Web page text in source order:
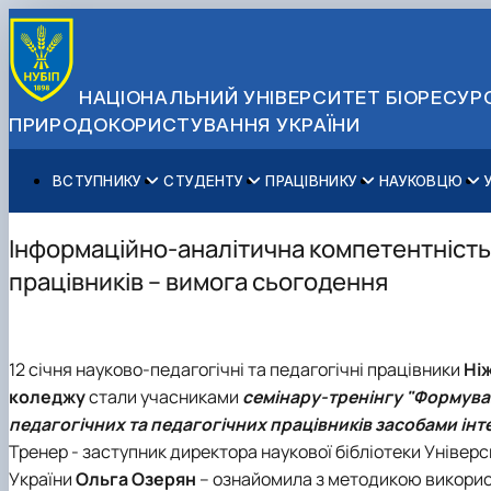
НАЦІОНАЛЬНИЙ УНІВЕРСИТЕТ
ПРИРОДОКОРИСТУВАННЯ УКРАЇНИ
ВСТУПНИКУ
Вступ до НУБіП України 2026
Приймальна комісія
Правила прийому
Для осіб з тимчасово окупованих територій
Для іноземців / For foreigners
Військова освіта
СТУДЕНТУ
Навчання
Додаткова освіта
Позанавчальна діяльність
Студентське самоврядування
ПРАЦІВНИКУ
Освітній процес
Міжнародна діяльність
Довідкова інформація
Профспілкова організація
НАУКОВЦЮ
Наукова діяльність
Аспіранту / Докторанту
Захисти дисертацій
Законодавче та нормативне забезпечення
Наукові видання
Наука для бізнесу
Управління і самоврядування
Загальна інформація
Офіційні документи
Стратегія розвитку на період 2026-2030рр.
Офіційна символіка
Антикорупційні заходи
Гендерна радниця
Контактна інформація
Інформаційно-аналітична
працівників – вимога сьогодення
12 січня науково-педагогічні та педагогічні працівники
коледжустали учасниками семінару-тренінгу
педагогічних та педагогічних працівників засобами
Тренер - заступник директора наукової бібліотеки
УкраїниОльга Озерян – ознайомила з методикою